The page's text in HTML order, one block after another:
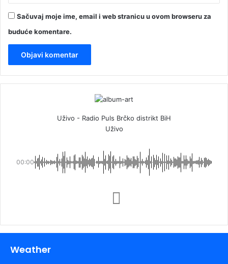
Sačuvaj moje ime, email i web stranicu u ovom browseru za
buduće komentare.
Uživo - Radio Puls Brčko distrikt BiH
Uživo
00:00
Weather